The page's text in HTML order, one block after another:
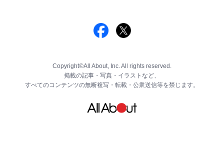
Copyright©All About, Inc. All rights reserved.
掲載の記事・写真・イラストなど、
すべてのコンテンツの無断複写・転載・公衆送信等を禁じます。